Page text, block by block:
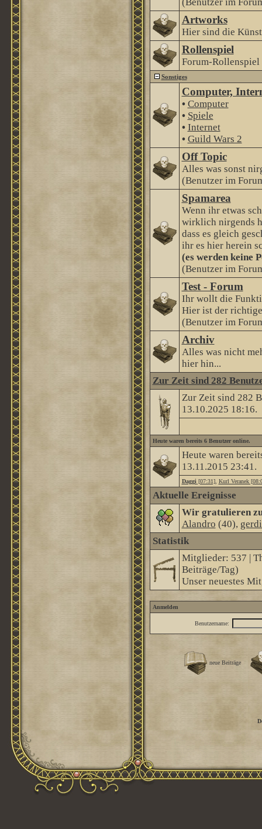
Artworks
Hier sind die
Rollenspiel
Forum-Rollenspiel
Sonstiges
Computer,
• Computer
• Spiele
• Internet
• Guild Wars 2
Off Topic
Alles was sonst
(Benutzer im
Spamarea
Wenn ihr etwas
wirklich nirgends
dass es gleich
ihr es hier herein
(es werden keine
(Benutzer im
Test - Forum
Ihr wollt die
Hier ist der
(Benutzer im
Archiv
Alles was nicht
hier hin...
Zur Zeit sind 282
Zur Zeit sind 282
13.10.2025 18:16.
Heute waren bereits 6 Benutzer online.
Heute waren
13.11.2015 23:41.
Daggi [07:31], Kurl Veranek
Aktuelle Ereignisse
Wir gratulieren
Alandro (40),
Statistik
Mitglieder: 537 |
Beiträge/Tag)
Unser neuestes
Anmelden
Benutzername:
neue Beiträge